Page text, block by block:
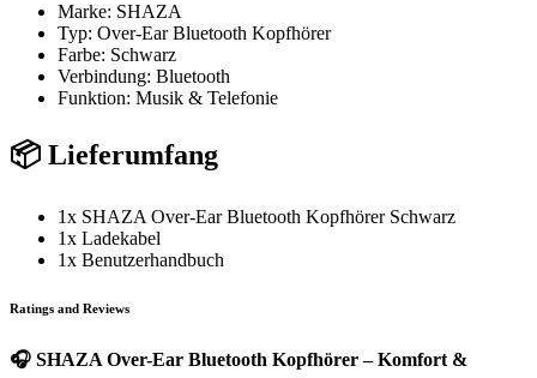
Marke: SHAZA
Typ: Over-Ear Bluetooth Kopfhörer
Farbe: Schwarz
Verbindung: Bluetooth
Funktion: Musik & Telefonie
📦 Lieferumfang
1x SHAZA Over-Ear Bluetooth Kopfhörer Schwarz
1x Ladekabel
1x Benutzerhandbuch
Ratings and Reviews
🎧 SHAZA Over-Ear Bluetooth Kopfhörer – Komfort &